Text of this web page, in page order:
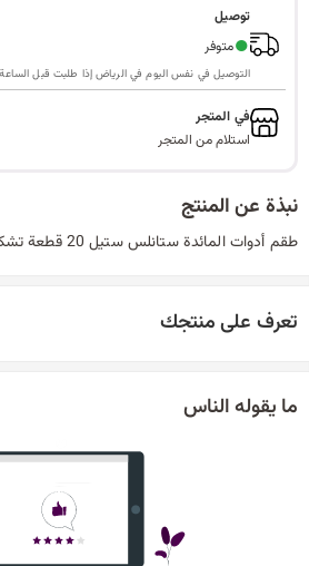
توصيل
●متوفر
التوصيل في نفس اليوم في الرياض إذا طلبت قبل الساعة 11 صباحاً.
في المتجر
استلام من المتجر
نبذة عن المنتج
طقم أدوات المائدة ستانلس ستيل 20 قطعة تشكيلة ورق
تعرف على منتجك
ما يقوله الناس